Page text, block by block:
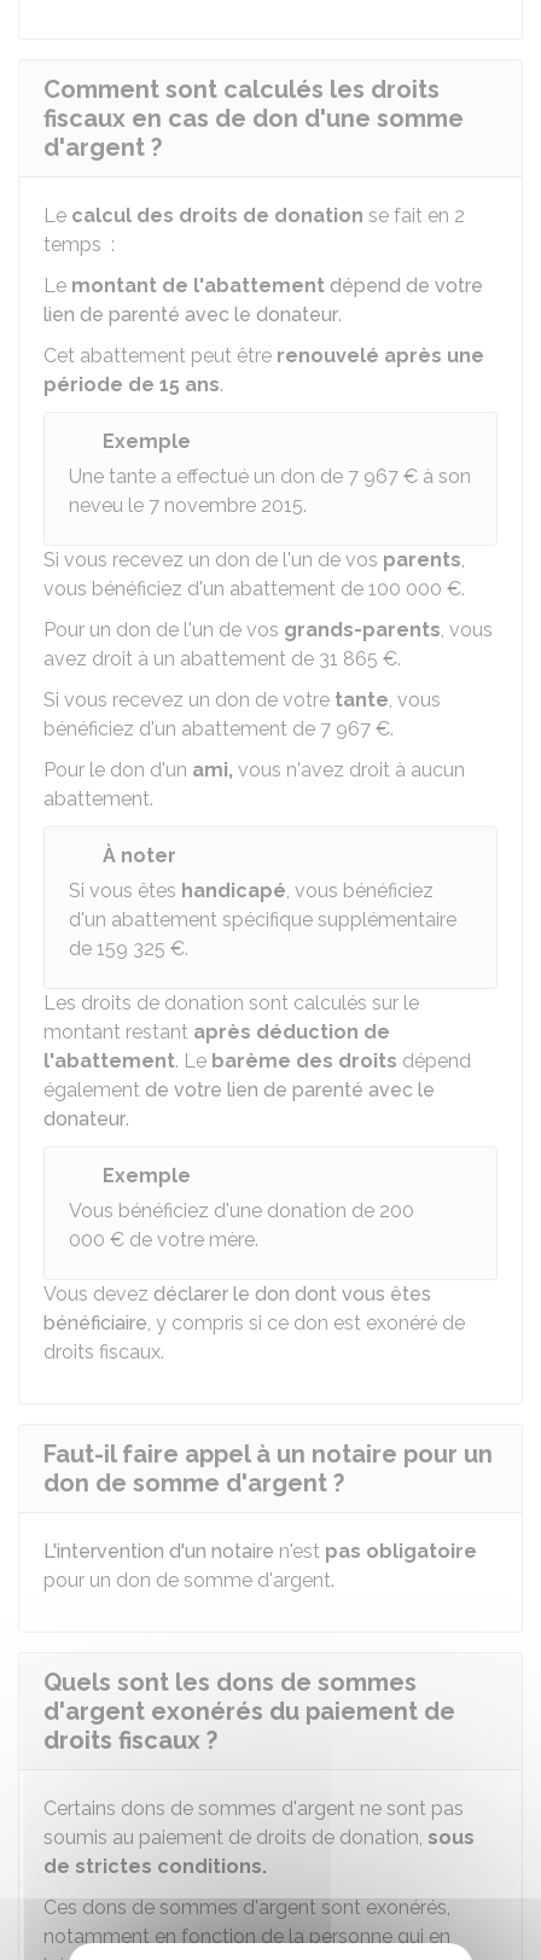
Comment sont calculés les droits
fiscaux en cas de don d'une somme
d'argent ?
Le calcul des droits de donation se fait en 2
temps :
Le montant de l'abattement dépend de votre
lien de parenté avec le donateur.
Cet abattement peut être renouvelé après une
période de 15 ans.
Exemple
Une tante a effectué un don de 7 967 € à son
neveu le 7 novembre 2015.
Si vous recevez un don de l'un de vos parents,
vous bénéficiez d'un abattement de 100 000 €.
Pour un don de l'un de vos grands-parents, vous
avez droit à un abattement de 31 865 €.
Si vous recevez un don de votre tante, vous
bénéficiez d'un abattement de 7 967 €.
Pour le don d'un ami, vous n'avez droit à aucun
abattement.
À noter
Si vous êtes handicapé, vous bénéficiez
d'un abattement spécifique supplémentaire
de 159 325 €.
Les droits de donation sont calculés sur le
montant restant après déduction de
l'abattement. Le barème des droits dépend
également de votre lien de parenté avec le
donateur.
Exemple
Vous bénéficiez d'une donation de 200
000 € de votre mère.
Vous devez déclarer le don dont vous êtes
bénéficiaire, y compris si ce don est exonéré de
droits fiscaux.
Faut-il faire appel à un notaire pour un
don de somme d'argent ?
L'intervention d'un notaire n'est pas obligatoire
pour un don de somme d'argent.
Quels sont les dons de sommes
d'argent exonérés du paiement de
droits fiscaux ?
Certains dons de sommes d'argent ne sont pas
soumis au paiement de droits de donation, sous
de strictes conditions.
Ces dons de sommes d'argent sont exonérés,
notamment en fonction de la personne qui en